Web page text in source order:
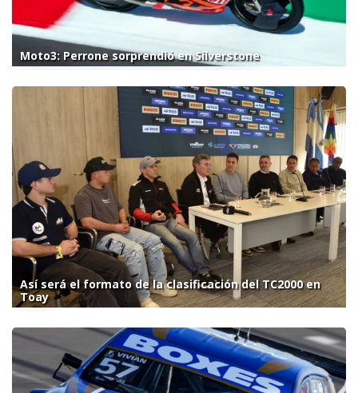
Moto3: Perrone sorprendió en Silverstone
Así será el formato de la clasificación del TC2000 en
Toay